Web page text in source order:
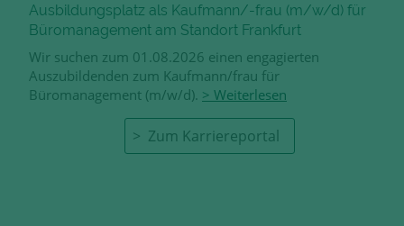
Ausbildungsplatz als Kaufmann/-frau (m/w/d) für
Büromanagement am Standort Frankfurt
Wir suchen zum 01.08.2026 einen engagierten
Auszubildenden zum Kaufmann/frau für
Büromanagement (m/w/d). > Weiterlesen
Zum Karriereportal